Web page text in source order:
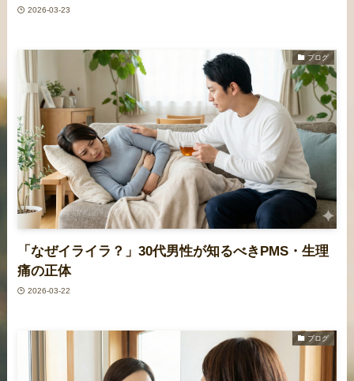
2026-03-23
ブログ
「なぜイライラ？」30代男性が知るべきPMS・生理
痛の正体
2026-03-22
ブログ